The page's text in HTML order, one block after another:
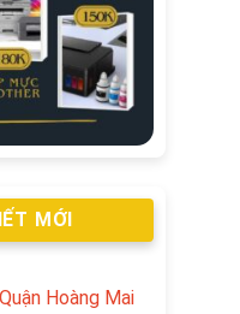
MỚI
Hoàng Mai